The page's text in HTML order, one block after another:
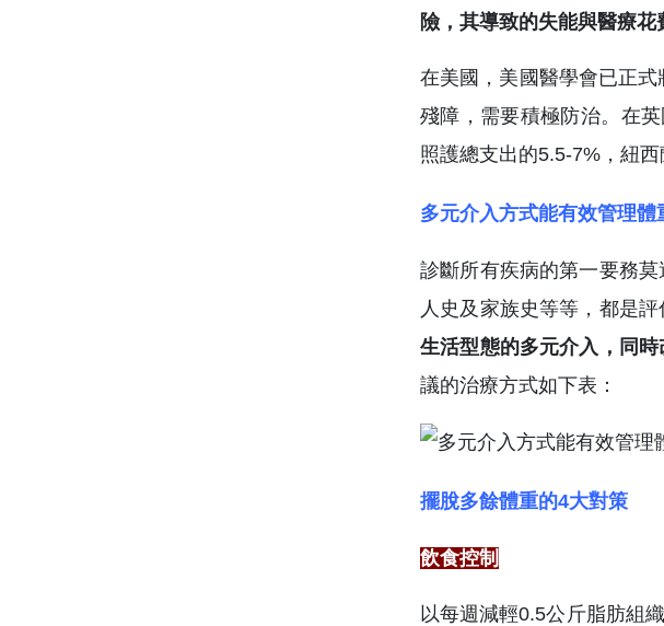
險，其導致的失能與醫療花
在美國，美國醫學會已正
殘障，需要積極防治。在
照護總支出的5.5-7%，紐
多元介入方式能有效管理體
診斷所有疾病的第一要務
人史及家族史等等，都是評
生活型態的多元介入，同
議的治療方式如下表：
擺脫多餘體重的4大對策
飲食控制
以每週減輕0.5公斤脂肪組